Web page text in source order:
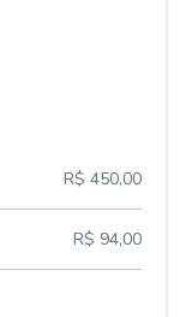
R$ 450,00
R$ 94,00